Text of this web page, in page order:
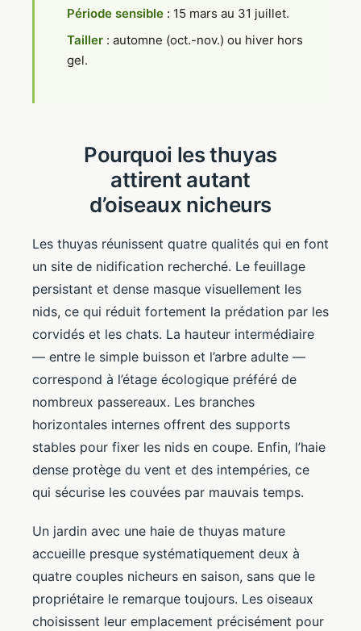
Période sensible : 15 mars au 31 juillet.
Tailler : automne (oct.-nov.) ou hiver hors
gel.
Pourquoi les thuyas
attirent autant
d’oiseaux nicheurs
Les thuyas réunissent quatre qualités qui en font
un site de nidification recherché. Le feuillage
persistant et dense masque visuellement les
nids, ce qui réduit fortement la prédation par les
corvidés et les chats. La hauteur intermédiaire
— entre le simple buisson et l’arbre adulte —
correspond à l’étage écologique préféré de
nombreux passereaux. Les branches
horizontales internes offrent des supports
stables pour fixer les nids en coupe. Enfin, l’haie
dense protège du vent et des intempéries, ce
qui sécurise les couvées par mauvais temps.
Un jardin avec une haie de thuyas mature
accueille presque systématiquement deux à
quatre couples nicheurs en saison, sans que le
propriétaire le remarque toujours. Les oiseaux
choisissent leur emplacement précisément pour